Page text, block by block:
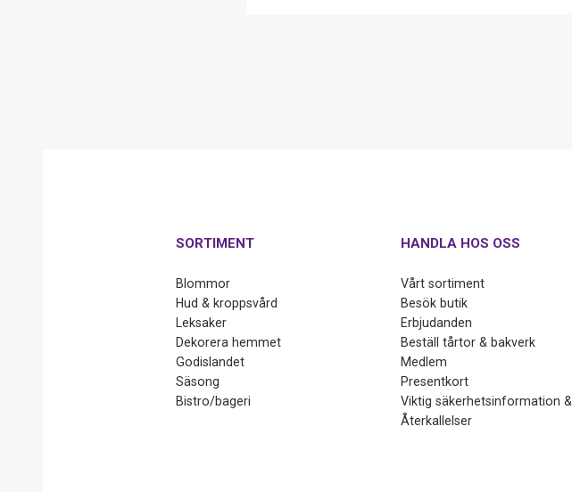
SORTIMENT
Blommor
Hud & kroppsvård
Leksaker
Dekorera hemmet
Godislandet
Säsong
Bistro/bageri
HANDLA HOS OSS
Vårt sortiment
Besök butik
Erbjudanden
Beställ tårtor & bakverk
Medlem
Presentkort
Viktig säkerhetsinformation &
Återkallelser